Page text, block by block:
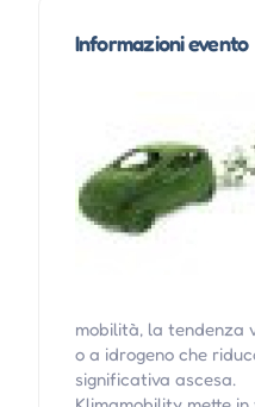
Informazioni evento
mobilità, la tendenza
o a idrogeno che
significativa ascesa.